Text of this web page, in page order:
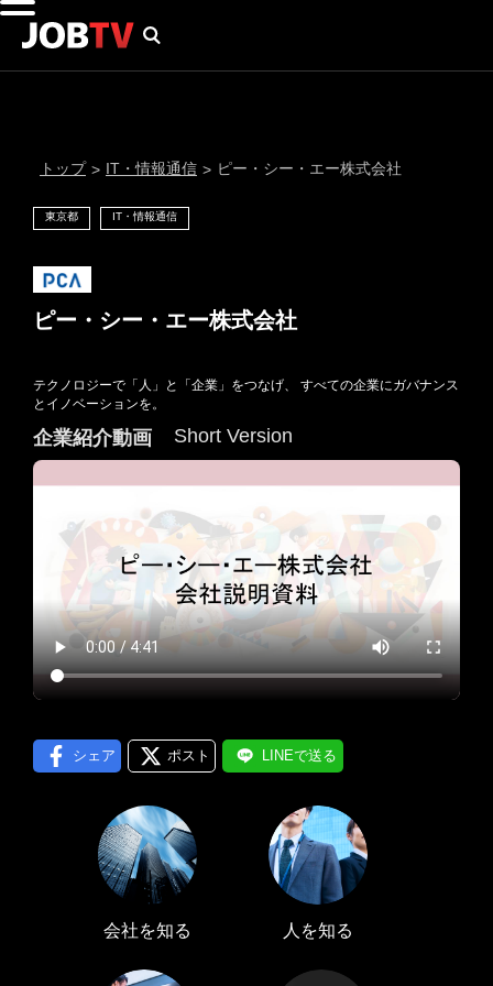
メール通知
LINE通知
トップ > IT・情報通信 > ピー・シー・エー株式会社
東京都 IT・情報通信
ピー・シー・エー株式会社
テクノロジーで「人」と「企業」をつなげ、 すべての企業にガバナンス
とイノベーションを。
企業紹介動画 Short Version
シェア ポスト LINEで送る
会社を知る 人を知る
にはプロフィール画像のアップロードが必要です
プロフィール編集する ＞
会員登録する ＞
ログインする ＞